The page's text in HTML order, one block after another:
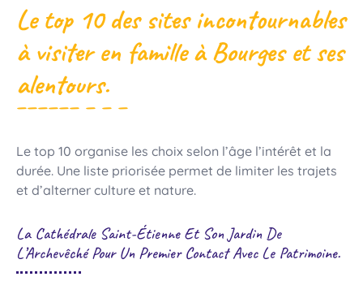
Le top 10 des sites incontournables
à visiter en famille à Bourges et ses
alentours.
Le top 10 organise les choix selon l’âge l’intérêt et la
durée. Une liste priorisée permet de limiter les trajets
et d’alterner culture et nature.
La Cathédrale Saint-Étienne Et Son Jardin De
L’Archevêché Pour Un Premier Contact Avec Le Patrimoine.